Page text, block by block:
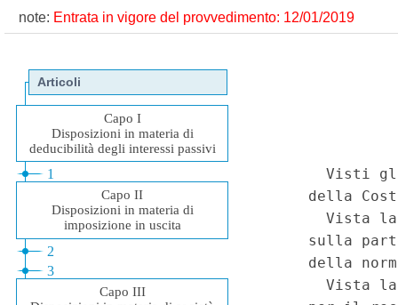
note: Entrata in vigore del provvedimento: 12/01/2019